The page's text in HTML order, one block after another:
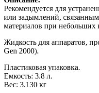
Рекомендуется для
или задымлений,
материалов при небольших
Жидкость для аппаратов,
Gen 2000).
Пластиковая упаковка.
Емкость: 3.8 л.
Вес: 3.130 кг